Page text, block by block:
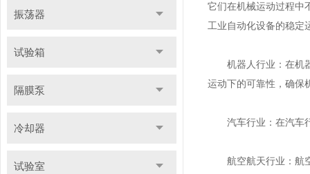
振荡器
试验箱
隔膜泵
冷却器
试验室
它们在机械运动过程中
工业自动化设备的稳定
机器人行业：在机器
运动下的可靠性，确保
汽车行业：在汽车行
航空航天行业：航空